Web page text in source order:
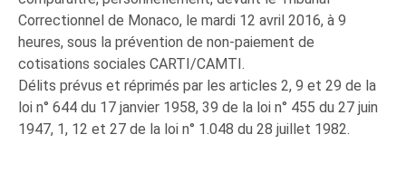
Correctionnel de Monaco, le mardi 12 avril 2016, à 9
heures, sous la prévention de non-paiement de
cotisations sociales CARTI/CAMTI.
Délits prévus et réprimés par les articles 2, 9 et 29 de la
loi n° 644 du 17 janvier 1958, 39 de la loi n° 455 du 27 juin
1947, 1, 12 et 27 de la loi n° 1.048 du 28 juillet 1982.